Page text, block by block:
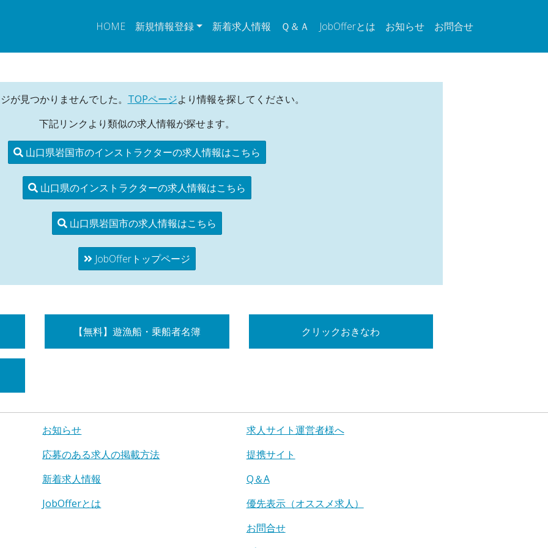
HOME 新規情報登録 新着求人情報 Ｑ＆Ａ JobOfferとは お知らせ お問合せ
が見つかりませんでした。 TOPページより情報を探してください。
下記リンクより類似の求人情報が探せます。
山口県岩国市のインストラクターの求人情報はこちら
山口県のインストラクターの求人情報はこちら
山口県岩国市の求人情報はこちら
JobOfferトップページ
【無料】遊漁船・乗船者名簿 クリックおきなわ
お知らせ
応募のある求人の掲載方法
新着求人情報
JobOfferとは
求人サイト運営者様へ
提携サイト
Q＆A
優先表示（オススメ求人）
お問合せ